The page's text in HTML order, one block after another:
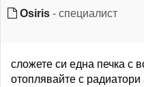
Osiris - специалист
сложете си една печка с
отоплявайте с